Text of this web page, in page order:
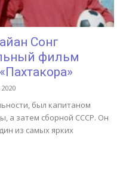
Сонг
фильм
был капитаном
а затем сборной СССР. Он
из самых ярких